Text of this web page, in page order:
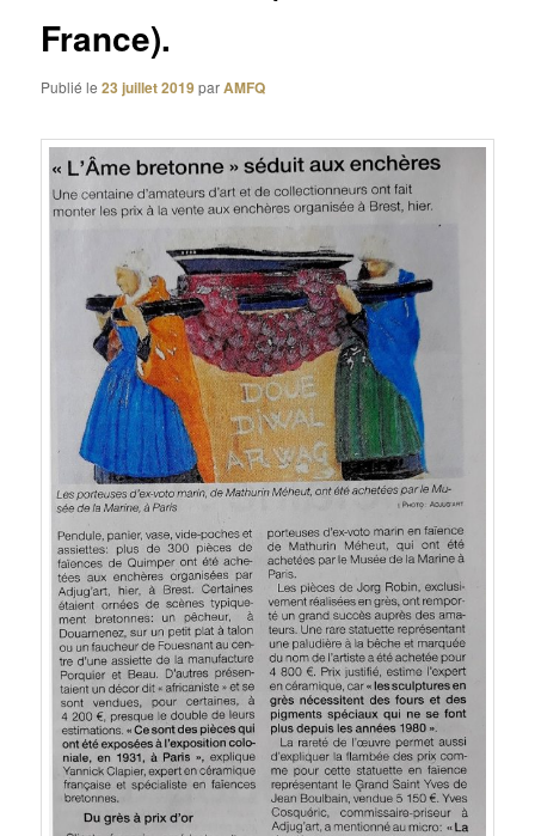
France).
Publié le23 juillet 2019parAMFQ